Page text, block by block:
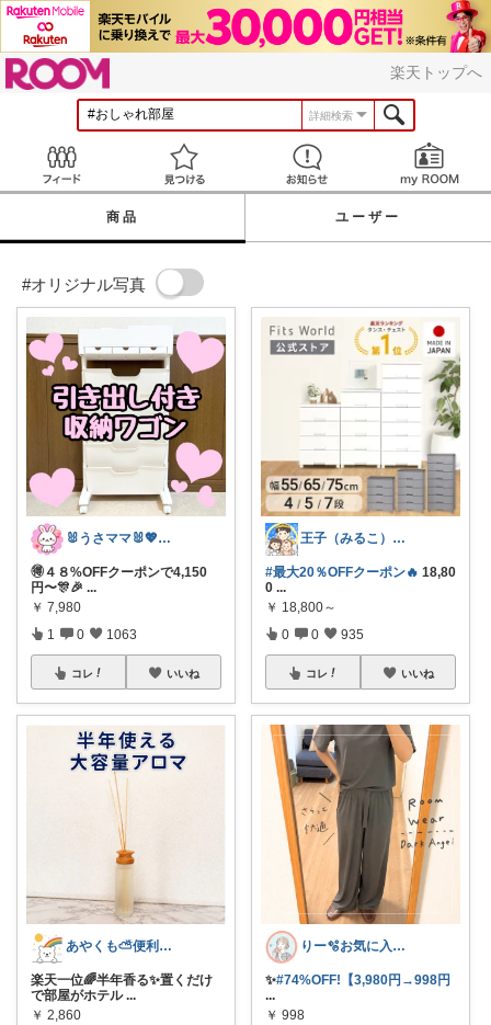
楽天トップへ
詳細検索
見つける お知らせ
商品 ユーザー
#オリジナル写真
🐰うさママ🐰💖キッズ・ママの日常✨
🉐４８%OFFクーポンで4,150
円〜🎊🎉 ...
￥ 7,980
1 0 1063
コレ いいね
あやくも⛅便利なもの、おしゃれなもの
楽天一位🌈半年香る✨置くだけ
で部屋がホテル ...
￥ 2,860
王子（みるこ）👑便利グッズ×QOL向上
#最大20％OFFクーポン🔥 18,80
0 ...
￥ 18,800～
0 0 935
コレ いいね
りー🫧お気に入りのある暮らし🧺
✨#74%OFF!【3,980円→998円
...
￥ 998